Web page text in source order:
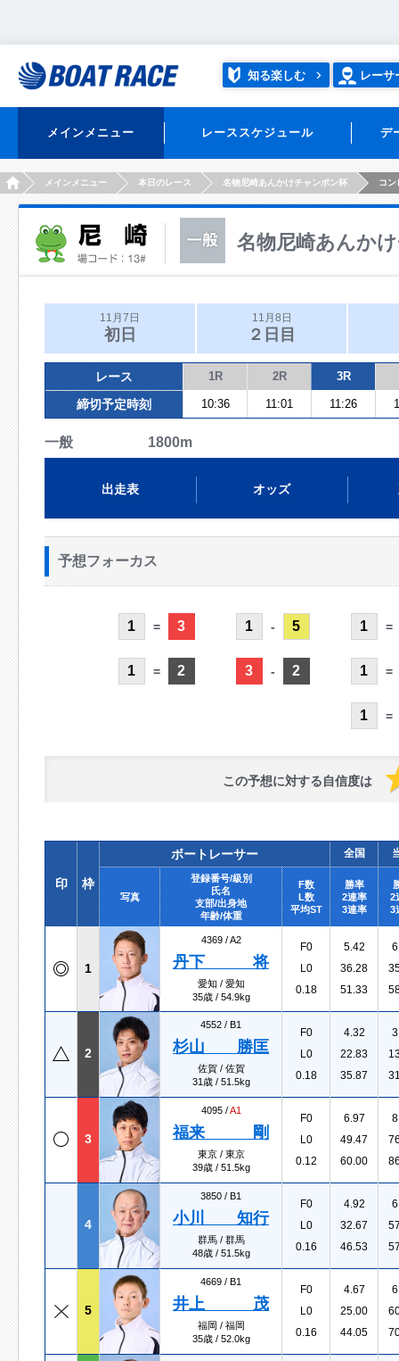
知る楽しむ レーサ
メインメニュー レーススケジュール デ
HOMEメインメニュー 本日のレース 名物尼崎あんかけチャンポン杯 コン
名物尼崎あんか
11月7日
初日
11月8日
２日目
レース 1R 2R 3R
締切予定時刻 10:36 11:01 11:26
一般 1800m
出走表 オッズ
予想フォーカス
1 = 3
1 = 2
1 - 5
3 - 2
1 =
1 =
1 =
この予想に対する自信度は
印 枠
ボートレーサー 全国
写真
登録番号/級別
氏名
支部/出身地
年齢/体重
F数
L数
平均ST
勝率
2連率
3連率
2
3
1
4369 /A2
丹下 将
愛知 / 愛知
35歳 / 54.9kg
F0
L0
0.18
5.42
36.28
51.33
2
4552 / B1
杉山 勝匡
佐賀 / 佐賀
31歳 / 51.5kg
F0
L0
0.18
4.32
22.83
35.87
3
4095 /A1
福来 剛
東京 / 東京
39歳 / 51.5kg
F0
L0
0.12
6.97
49.47
60.00
4
3850 / B1
小川 知行
群馬 / 群馬
48歳 / 51.5kg
F0
L0
0.16
4.92
32.67
46.53
5
4669 / B1
井上 茂
福岡 / 福岡
35歳 / 52.0kg
F0
L0
0.16
4.67
25.00
44.05